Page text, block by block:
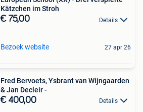
Kätzchen im Stroh
€ 75,00 Details
Bezoek website 27 apr 26
Fred Bervoets, Ysbrant van Wijngaarden
& Jan Decleir -
€ 400,00 Details